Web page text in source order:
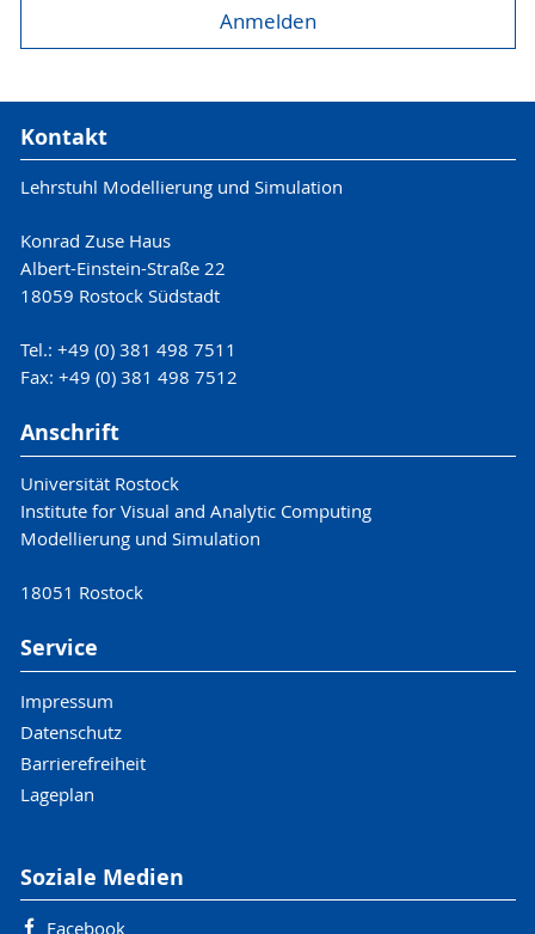
Kontakt
Lehrstuhl Modellierung und Simulation
Konrad Zuse Haus
Albert-Einstein-Straße 22
18059 Rostock Südstadt
Tel.: +49 (0) 381 498 7511
Fax: +49 (0) 381 498 7512
Anschrift
Universität Rostock
Institute for Visual and Analytic Computing
Modellierung und Simulation
18051 Rostock
Service
Impressum
Datenschutz
Barrierefreiheit
Lageplan
Soziale Medien
Facebook